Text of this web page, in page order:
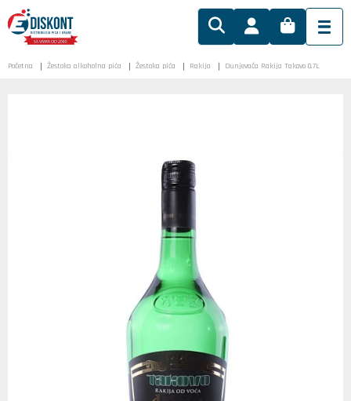
Početna Žestoka alkoholna pića Žestoka pića Rakija Dunjevača Rakija Takovo 0.7L